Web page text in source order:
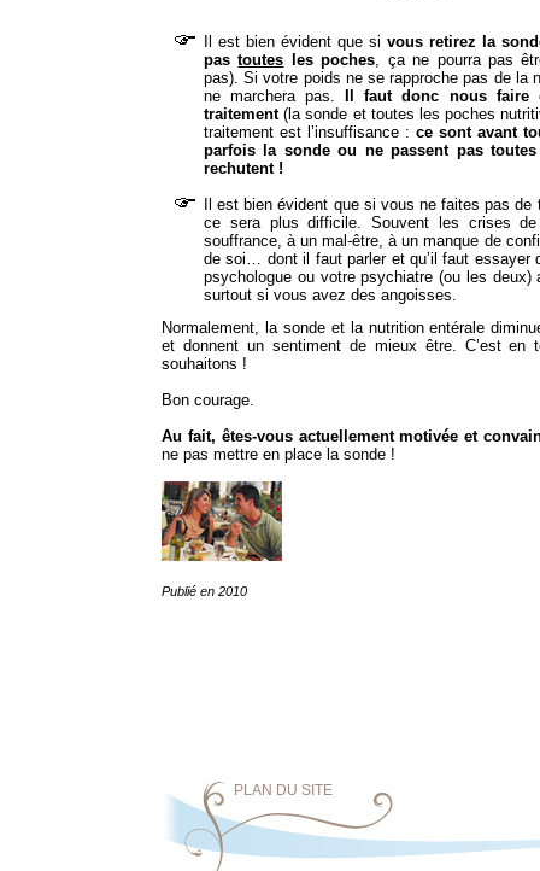
Il est bien évident que si vous retirez la
pastoutes les poches, ça ne pourra pas
pas). Si votre poids ne se rapproche pas de la
ne marchera pas.
Il faut donc nous
traitement(la sonde et toutes les poches
traitement est l’insuffisance : ce sont avant
parfois la sonde ou ne passent pas
rechutent !
Il est bien évident que si vous ne faites pas
ce sera plus difficile. Souvent les crises
souffrance, à un mal-être, à un manque de
de soi… dont il faut parler et qu’il faut essayer
psychologue ou votre psychiatre (ou les deux)
surtout si vous avez des angoisses.
Normalement, la sonde et la nutrition entérale
et donnent un sentiment de mieux être. C’est
souhaitons !
Bon courage.
Au fait, êtes-vous actuellement motivée et
ne pas mettre en place la sonde !
Publié en 2010
PLAN DU SITE